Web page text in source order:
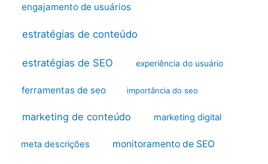
engajamento de usuários
estratégias de conteúdo
estratégias de SEO experiência do usuário
ferramentas de seo importância do seo
marketing de conteúdo marketing digital
meta descrições monitoramento de SEO